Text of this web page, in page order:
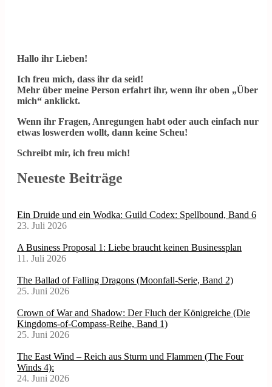
Hallo ihr Lieben!
Ich freu mich, dass ihr da seid!
Mehr über meine Person erfahrt ihr, wenn ihr oben „Über
mich“ anklickt.
Wenn ihr Fragen, Anregungen habt oder auch einfach nur
etwas loswerden wollt, dann keine Scheu!
Schreibt mir, ich freu mich!
Neueste Beiträge
Ein Druide und ein Wodka: Guild Codex: Spellbound, Band 6
23. Juli 2026
A Business Proposal 1: Liebe braucht keinen Businessplan
11. Juli 2026
The Ballad of Falling Dragons (Moonfall-Serie, Band 2)
25. Juni 2026
Crown of War and Shadow: Der Fluch der Königreiche (Die
Kingdoms-of-Compass-Reihe, Band 1)
25. Juni 2026
The East Wind – Reich aus Sturm und Flammen (The Four
Winds 4):
24. Juni 2026